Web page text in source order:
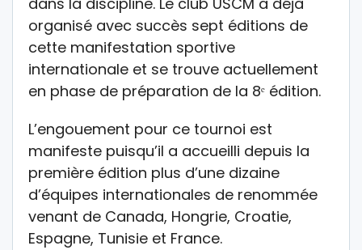
organisé avec succès sept éditions de
cette manifestation sportive
internationale et se trouve actuellement
en phase de préparation de la 8ᵉ édition.
L’engouement pour ce tournoi est
manifeste puisqu’il a accueilli depuis la
première édition plus d’une dizaine
d’équipes internationales de renommée
venant de Canada, Hongrie, Croatie,
Espagne, Tunisie et France.